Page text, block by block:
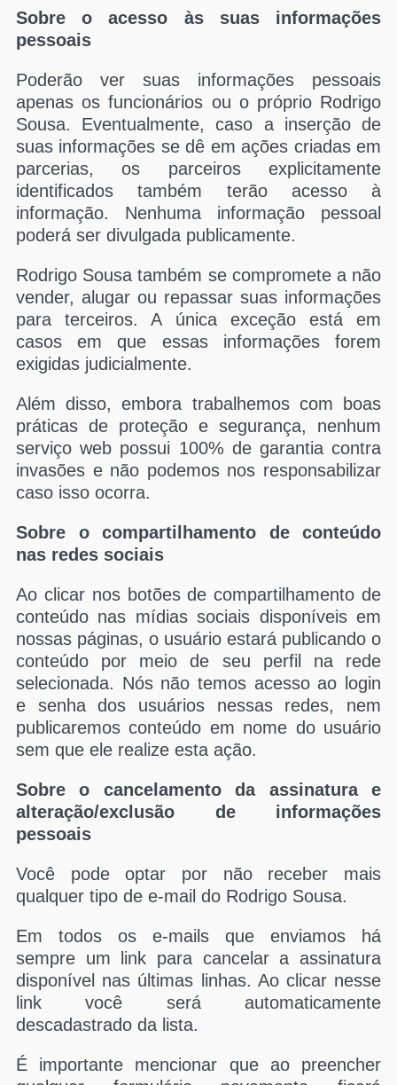
Sobre o acesso às suas informações
pessoais
Poderão ver suas informações pessoais
apenas os funcionários ou o próprio Rodrigo
Sousa. Eventualmente, caso a inserção de
suas informações se dê em ações criadas em
parcerias, os parceiros explicitamente
identificados também terão acesso à
informação. Nenhuma informação pessoal
poderá ser divulgada publicamente.
Rodrigo Sousa também se compromete a não
vender, alugar ou repassar suas informações
para terceiros. A única exceção está em
casos em que essas informações forem
exigidas judicialmente.
Além disso, embora trabalhemos com boas
práticas de proteção e segurança, nenhum
serviço web possui 100% de garantia contra
invasões e não podemos nos responsabilizar
caso isso ocorra.
Sobre o compartilhamento de conteúdo
nas redes sociais
Ao clicar nos botões de compartilhamento de
conteúdo nas mídias sociais disponíveis em
nossas páginas, o usuário estará publicando o
conteúdo por meio de seu perfil na rede
selecionada. Nós não temos acesso ao login
e senha dos usuários nessas redes, nem
publicaremos conteúdo em nome do usuário
sem que ele realize esta ação.
Sobre o cancelamento da assinatura e
alteração/exclusão de informações
pessoais
Você pode optar por não receber mais
qualquer tipo de e-mail do Rodrigo Sousa.
Em todos os e-mails que enviamos há
sempre um link para cancelar a assinatura
disponível nas últimas linhas. Ao clicar nesse
link você será automaticamente
descadastrado da lista.
É importante mencionar que ao preencher